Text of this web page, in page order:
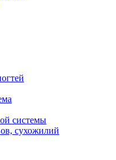
системы
сухожилий